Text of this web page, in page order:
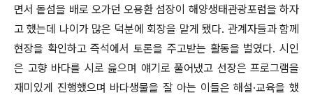
면서 돝섬을 배로 오가던 오용환 섬장이 해양생태관광포럼을 하자
고 했는데 나이가 많은 덕분에 회장을 맡게 됐다. 관계자들과 함께
현장을 확인하고 즉석에서 토론을 주고받는 활동을 벌였다.시인
은 고향 바다를 시로 읊으며 얘기로 풀어냈고 선장은 프로그램을
재미있게 진행했으며 바다생물을 잘 아는 이들은 해설·교육을 했